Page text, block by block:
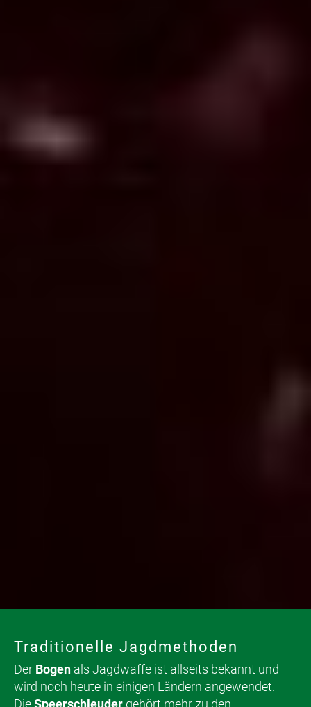
Traditionelle Jagdmethoden
Der Bogen als Jagdwaffe ist allseits bekannt und
wird noch heute in einigen Ländern angewendet.
DieSpeerschleuder gehört mehr zu den